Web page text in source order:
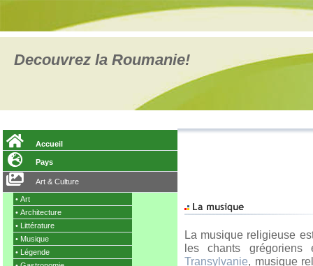
Decouvrez la Roumanie!
Accueil
Pays
Art & Culture
• Art
• Architecture
• Littérature
• Musique
• Légende
La musique religieuse
les chants grégoriens
Transylvanie, musique